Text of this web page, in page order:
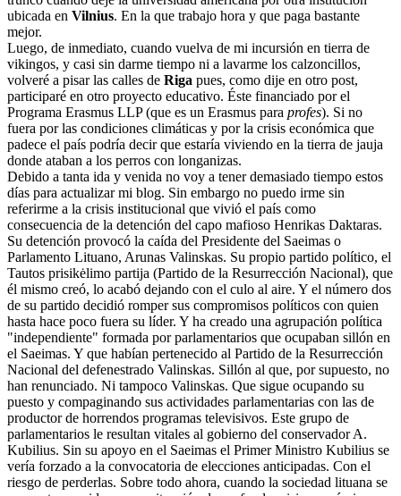
ubicada en Vilnius. En la que trabajo hora y que paga bastante
mejor.
Luego, de inmediato, cuando vuelva de mi incursión en tierra de
vikingos, y casi sin darme tiempo ni a lavarme los calzoncillos,
volveré a pisar las calles de Riga pues, como dije en otro post,
participaré en otro proyecto educativo. Éste financiado por el
Programa Erasmus LLP (que es un Erasmus para profes). Si no
fuera por las condiciones climáticas y por la crisis económica que
padece el país podría decir que estaría viviendo en la tierra de jauja
donde ataban a los perros con longanizas.
Debido a tanta ida y venida no voy a tener demasiado tiempo estos
días para actualizar mi blog. Sin embargo no puedo irme sin
referirme a la crisis institucional que vivió el país como
consecuencia de la detención del capo mafioso Henrikas Daktaras.
Su detención provocó la caída del Presidente del Saeimas o
Parlamento Lituano, Arunas Valinskas. Su propio partido político, el
Tautos prisikėlimo partija (Partido de la Resurrección Nacional), que
él mismo creó, lo acabó dejando con el culo al aire. Y el número dos
de su partido decidió romper sus compromisos políticos con quien
hasta hace poco fuera su líder. Y ha creado una agrupación política
"independiente" formada por parlamentarios que ocupaban sillón en
el Saeimas. Y que habían pertenecido al Partido de la Resurrección
Nacional del defenestrado Valinskas. Sillón al que, por supuesto, no
han renunciado. Ni tampoco Valinskas. Que sigue ocupando su
puesto y compaginando sus actividades parlamentarias con las de
productor de horrendos programas televisivos. Este grupo de
parlamentarios le resultan vitales al gobierno del conservador A.
Kubilius. Sin su apoyo en el Saeimas el Primer Ministro Kubilius se
vería forzado a la convocatoria de elecciones anticipadas. Con el
riesgo de perderlas. Sobre todo ahora, cuando la sociedad lituana se